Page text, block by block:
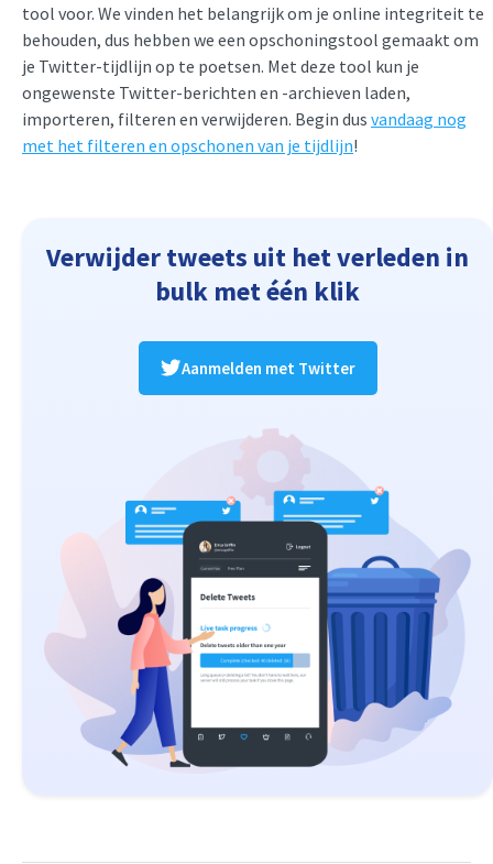
tool voor. We vinden het belangrijk om je online integriteit te
behouden, dus hebben we een opschoningstool gemaakt om
je Twitter-tijdlijn op te poetsen. Met deze tool kun je
ongewenste Twitter-berichten en -archieven laden,
importeren, filteren en verwijderen. Begin dus vandaag nog
met het filteren en opschonen van je tijdlijn!
Verwijder tweets uit het verleden in
bulk met één klik
Aanmelden met Twitter